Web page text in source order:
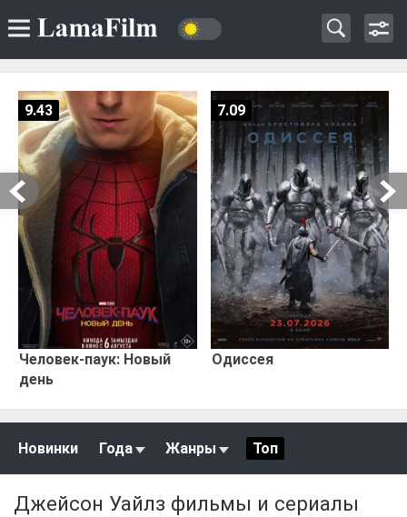
Человек-паук: Новый
день
9.43
Одиссея
7.09
Новинки Года Жанры Топ
Джейсон Уайлз фильмы и сериалы